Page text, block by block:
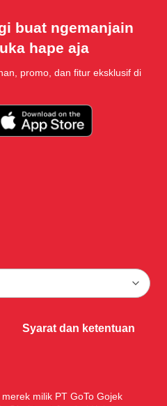
buat ngemanjain
hape aja
promo, dan fitur eksklusif di
Syarat dan ketentuan
milik PT GoTo Gojek